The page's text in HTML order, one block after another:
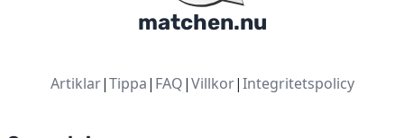
matchen.nu
Artiklar|Tippa| FAQ|Villkor|Integritetspolicy